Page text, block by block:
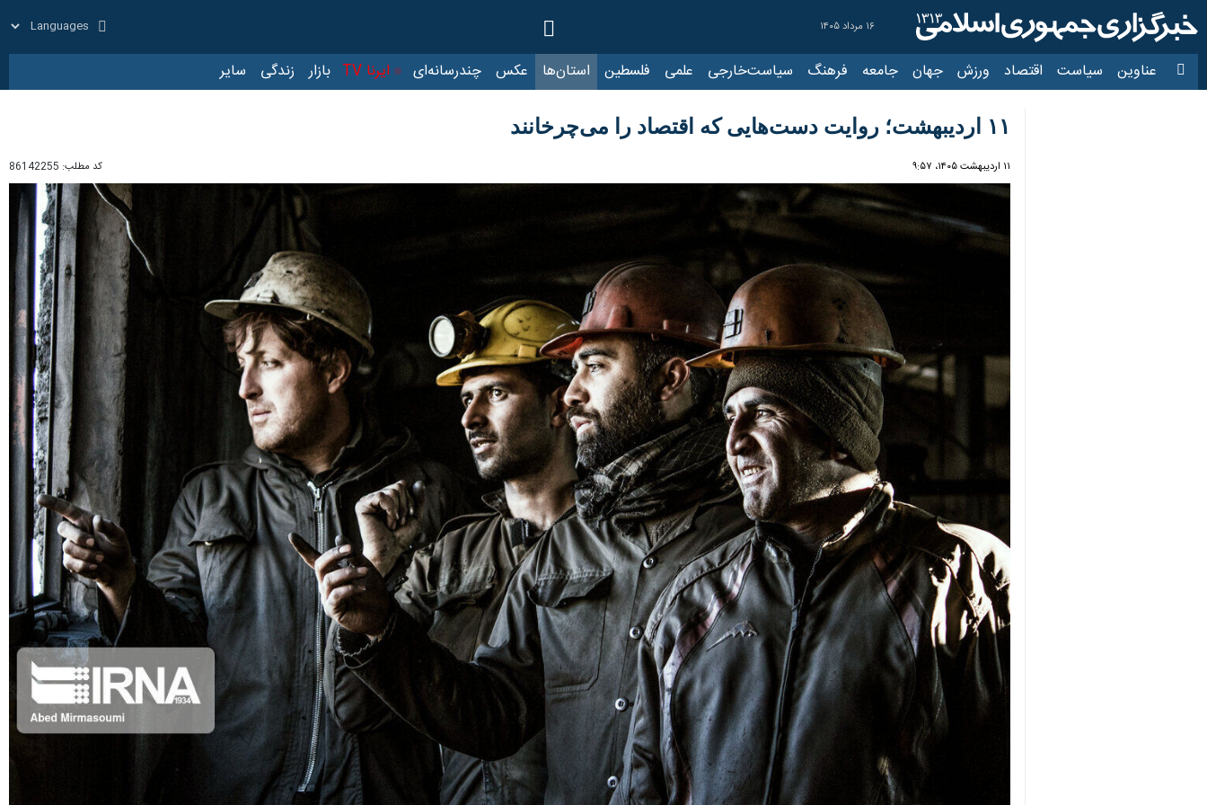
۱۶ مرداد ۱۴۰۵
عناوین‌ سیاست اقتصاد ورزش جهان جامعه فرهنگ سیاست‌خارجی علمی فلسطین استان‌ها عکس چندرسانه‌ای ایرنا TV بازار زندگی سایر
۱۱ اردیبهشت؛ روایت دست‌هایی که اقتصاد را می‌چرخانند
۱۱ اردیبهشت ۱۴۰۵، ۹:۵۷ کد مطلب: 86142255